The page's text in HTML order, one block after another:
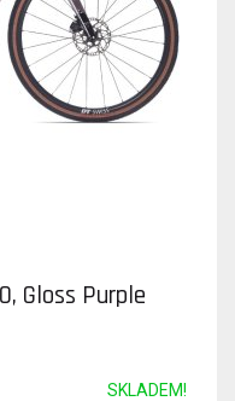
Gloss Purple
SKLADEM!